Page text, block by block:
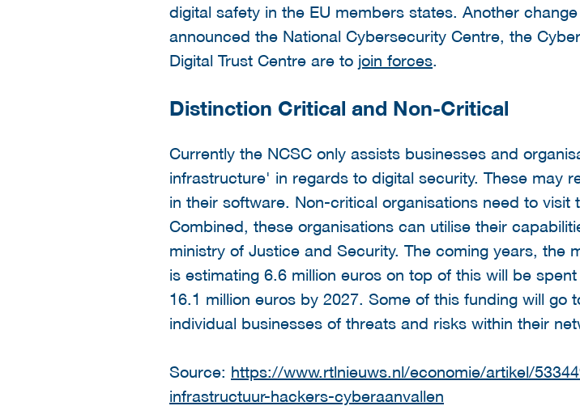
digital safety in the EU members states. Another
announced the National Cybersecurity Centre, the
Digital Trust Centre are to join forces.
Distinction Critical and Non-Critical
Currently the NCSC only assists businesses and
infrastructure' in regards to digital security. These may
in their software. Non-critical organisations need to visit
Combined, these organisations can utilise their
ministry of Justice and Security. The coming years, the
is estimating 6.6 million euros on top of this will be
16.1 million euros by 2027. Some of this funding will go
individual businesses of threats and risks within their
Source: https://www.rtlnieuws.nl/economie/artikel/
infrastructuur-hackers-cyberaanvallen